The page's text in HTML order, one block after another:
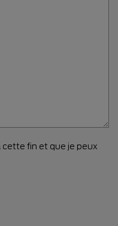
cette fin et que je peux